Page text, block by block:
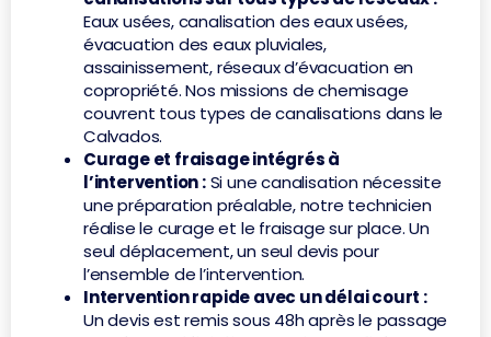
Eaux usées, canalisation des eaux usées,
évacuation des eaux pluviales,
assainissement, réseaux d’évacuation en
copropriété. Nos missions de chemisage
couvrent tous types de canalisations dans le
Calvados.
Curage et fraisage intégrés à
l’intervention :Si une canalisation nécessite
une préparation préalable, notre technicien
réalise le curage et le fraisage sur place. Un
seul déplacement, un seul devis pour
l’ensemble de l’intervention.
Intervention rapide avec un délai court :
Un devis est remis sous 48h après le passage